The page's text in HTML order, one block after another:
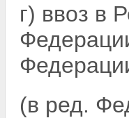
г) ввоз в
(в ред.